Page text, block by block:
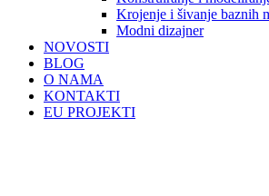
Krojenje i šivanje baznih
Modni dizajner
NOVOSTI
BLOG
O NAMA
KONTAKTI
EU PROJEKTI